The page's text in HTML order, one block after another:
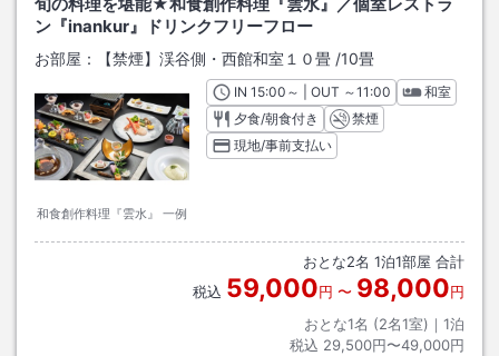
ン『inankur』ドリンクフリーフロー
お部屋： 【禁煙】渓谷側・西館和室１０畳 /10畳
和食創作料理『雲水』 一例
INチェックイン
15:00 ～ | OUT チェックアウト
～11:00
和室
夕食/朝食付き
禁煙
現地/事前支払い
おとな2名 1泊1部屋 合計
税込 59,000円 〜 98,000円
おとな1名 (2名1室)｜ 1泊
税込 29,500円〜49,000円